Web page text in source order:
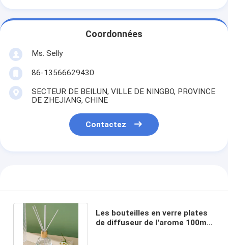
Coordonnées
Ms. Selly
86-13566629430
SECTEUR DE BEILUN, VILLE DE NINGBO, PROVINCE
DE ZHEJIANG, CHINE
Contactez
Les bouteilles en verre plates
de diffuseur de l'arome 100ml